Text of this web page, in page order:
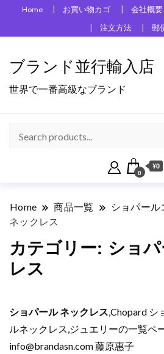
Home お買い物カゴ 会社概要
注文方法
郵
ブランド並行輸入店
世界で一番高級なブランド
0
¥0
Home 商品一覧 ショパール
ネックレス
カテゴリー: ショ
レス
ショパール ネックレス,Chopard シ
ルネックレス,ジュエリーの一覧ペ
info@brandasn.com藤原惠子